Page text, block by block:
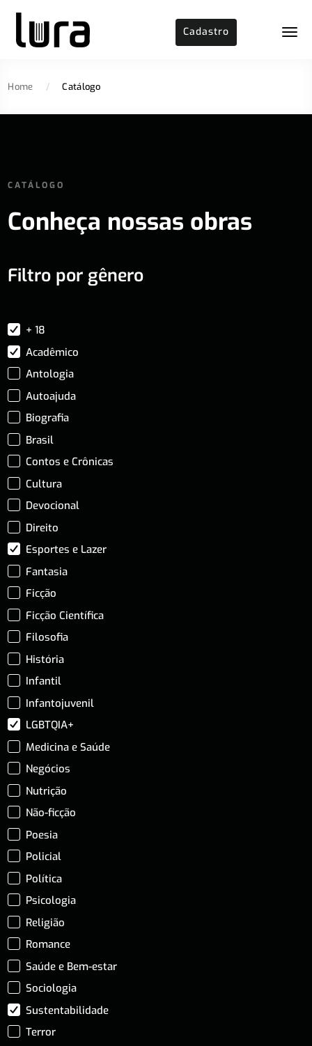
Cadastro
Home / Catálogo
CATÁLOGO
Conheça nossas obras
Filtro por gênero
+ 18
Acadêmico
Antologia
Autoajuda
Biografia
Brasil
Contos e Crônicas
Cultura
Devocional
Direito
Esportes e Lazer
Fantasia
Ficção
Ficção Científica
Filosofia
História
Infantil
Infantojuvenil
LGBTQIA+
Medicina e Saúde
Negócios
Nutrição
Não-ficção
Poesia
Policial
Política
Psicologia
Religião
Romance
Saúde e Bem-estar
Sociologia
Sustentabilidade
Terror